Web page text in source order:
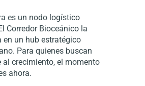
es un nodo logístico
Corredor Bioceánico la
en un hub estratégico
Para quienes buscan
al crecimiento, el momento
ahora.